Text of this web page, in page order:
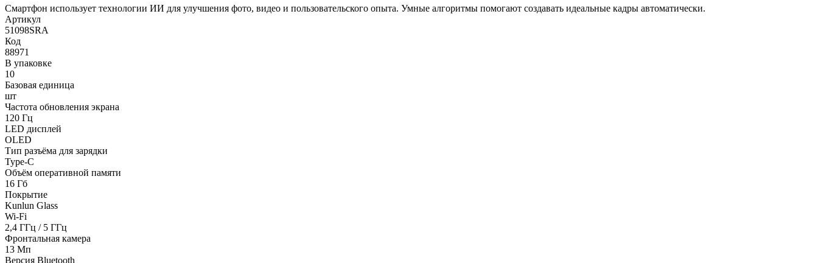
Смартфон использует технологии ИИ для улучшения фото, видео и пользовательского опыта. Умные алгоритмы помогают создавать идеальные кадры автоматически.
Артикул
51098SRA
Код
88971
В упаковке
10
Базовая единица
шт
Частота обновления экрана
120 Гц
LED дисплей
OLED
Тип разъёма для зарядки
Type-C
Объём оперативной памяти
16 Гб
Покрытие
Kunlun Glass
Wi-Fi
2,4 ГГц / 5 ГГц
Фронтальная камера
13 Мп
Версия Bluetooth